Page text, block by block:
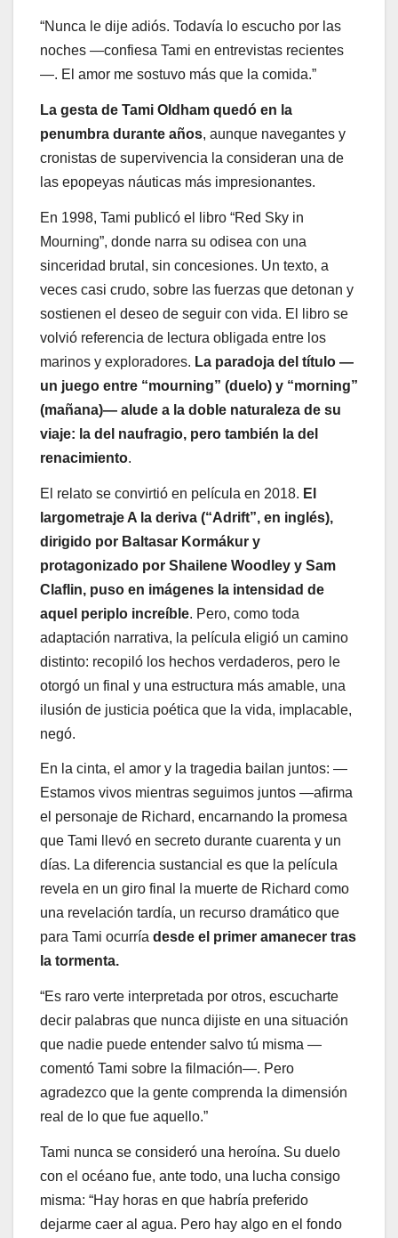
“Nunca le dije adiós. Todavía lo escucho por las
noches —confiesa Tami en entrevistas recientes
—. El amor me sostuvo más que la comida.”
La gesta de Tami Oldham quedó en la
penumbra durante años, aunque navegantes y
cronistas de supervivencia la consideran una de
las epopeyas náuticas más impresionantes.
En 1998, Tami publicó el libro “Red Sky in
Mourning”, donde narra su odisea con una
sinceridad brutal, sin concesiones. Un texto, a
veces casi crudo, sobre las fuerzas que detonan y
sostienen el deseo de seguir con vida. El libro se
volvió referencia de lectura obligada entre los
marinos y exploradores. La paradoja del título —
un juego entre “mourning” (duelo) y “morning”
(mañana)— alude a la doble naturaleza de su
viaje: la del naufragio, pero también la del
renacimiento.
El relato se convirtió en película en 2018. El
largometraje A la deriva (“Adrift”, en inglés),
dirigido por Baltasar Kormákur y
protagonizado por Shailene Woodley y Sam
Claflin, puso en imágenes la intensidad de
aquel periplo increíble. Pero, como toda
adaptación narrativa, la película eligió un camino
distinto: recopiló los hechos verdaderos, pero le
otorgó un final y una estructura más amable, una
ilusión de justicia poética que la vida, implacable,
negó.
En la cinta, el amor y la tragedia bailan juntos: —
Estamos vivos mientras seguimos juntos —afirma
el personaje de Richard, encarnando la promesa
que Tami llevó en secreto durante cuarenta y un
días. La diferencia sustancial es que la película
revela en un giro final la muerte de Richard como
una revelación tardía, un recurso dramático que
para Tami ocurría desde el primer amanecer tras
la tormenta.
“Es raro verte interpretada por otros, escucharte
decir palabras que nunca dijiste en una situación
que nadie puede entender salvo tú misma —
comentó Tami sobre la filmación—. Pero
agradezco que la gente comprenda la dimensión
real de lo que fue aquello.”
Tami nunca se consideró una heroína. Su duelo
con el océano fue, ante todo, una lucha consigo
misma: “Hay horas en que habría preferido
dejarme caer al agua. Pero hay algo en el fondo